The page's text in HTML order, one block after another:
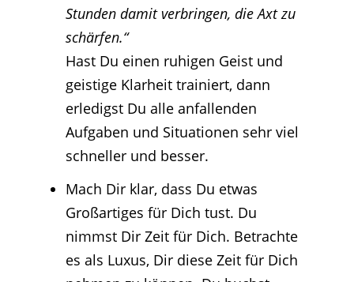
Stunden damit verbringen, die Axt zu
schärfen.“
Hast Du einen ruhigen Geist und
geistige Klarheit trainiert, dann
erledigst Du alle anfallenden
Aufgaben und Situationen sehr viel
schneller und besser.
Mach Dir klar, dass Du etwas
Großartiges für Dich tust. Du
nimmst Dir Zeit für Dich. Betrachte
es als Luxus, Dir diese Zeit für Dich